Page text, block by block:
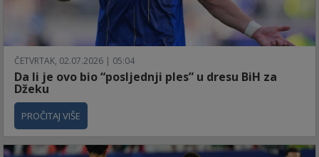
ČETVRTAK, 02.07.2026 | 05:04
Da li je ovo bio “posljednji ples” u dresu BiH za
Džeku
PROČITAJ VIŠE